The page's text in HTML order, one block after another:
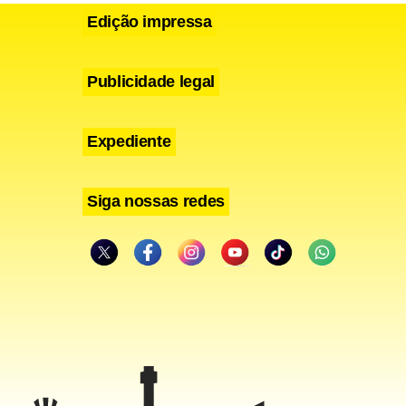
que
que
a
ao
Edição impressa
Publicidade legal
Expediente
Siga nossas redes